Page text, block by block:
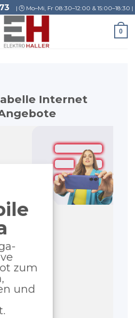
| 🕒 Mo–Mi, Fr 08:30–12:00 & 15:00–18:30
0
Internet
zum
und